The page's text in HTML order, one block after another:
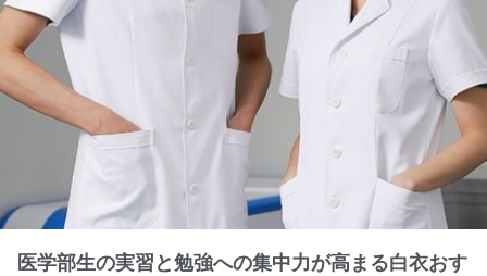
医学部生の実習と勉強への集中力が高まる白衣おす